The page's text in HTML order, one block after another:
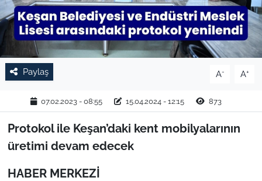
Paylaş A- A+
07.02.2023 - 08:55 15.04.2024 - 12:15 873
Protokol ile Keşan’daki kent mobilyalarının
üretimi devam edecek
HABER MERKEZİ
SPOR
YAŞAM
EDİRNE
TEKİRDAĞ
KIRKLARELİ